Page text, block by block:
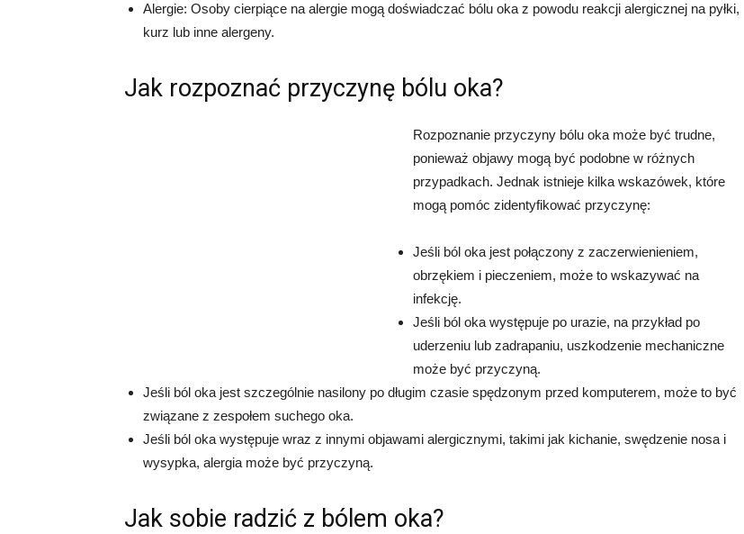
Alergie: Osoby cierpiące na alergie mogą doświadczać bólu oka z powodu reakcji alergicznej na pyłki,
kurz lub inne alergeny.
Jak rozpoznać przyczynę bólu oka?
Rozpoznanie przyczyny bólu oka może być trudne,
ponieważ objawy mogą być podobne w różnych
przypadkach. Jednak istnieje kilka wskazówek, które
mogą pomóc zidentyfikować przyczynę:
Jeśli ból oka jest połączony z zaczerwienieniem,
obrzękiem i pieczeniem, może to wskazywać na
infekcję.
Jeśli ból oka występuje po urazie, na przykład po
uderzeniu lub zadrapaniu, uszkodzenie mechaniczne
może być przyczyną.
Jeśli ból oka jest szczególnie nasilony po długim czasie spędzonym przed komputerem, może to być
związane z zespołem suchego oka.
Jeśli ból oka występuje wraz z innymi objawami alergicznymi, takimi jak kichanie, swędzenie nosa i
wysypka, alergia może być przyczyną.
Jak sobie radzić z bólem oka?